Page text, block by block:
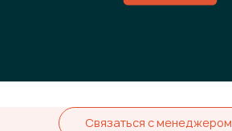
Связаться с менеджером